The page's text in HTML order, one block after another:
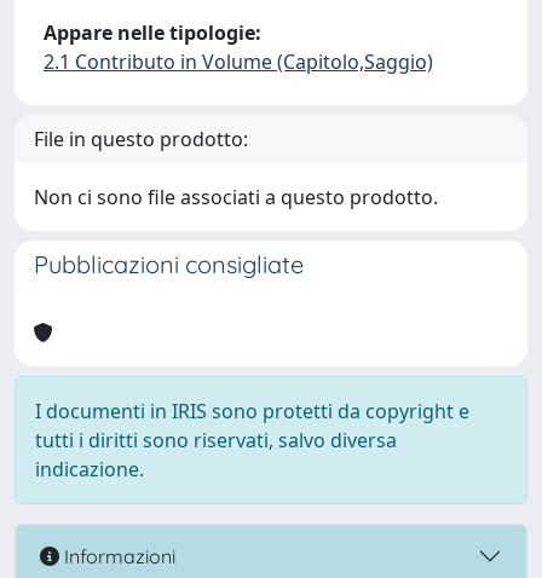
Appare nelle tipologie:
2.1 Contributo in Volume (Capitolo,Saggio)
File in questo prodotto:
Non ci sono file associati a questo prodotto.
Pubblicazioni consigliate
I documenti in IRIS sono protetti da copyright e
tutti i diritti sono riservati, salvo diversa
indicazione.
Informazioni